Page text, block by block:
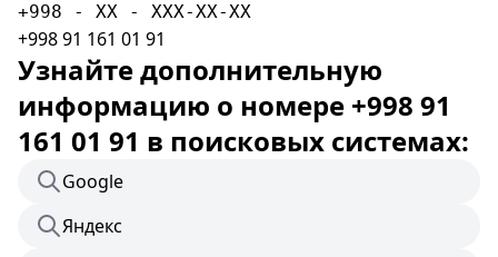
+998 - XX - XXX-XX-XX
+998 91 161 01 91
Узнайте дополнительную
информацию о номере +998 91
161 01 91 в поисковых системах:
Google
Яндекс